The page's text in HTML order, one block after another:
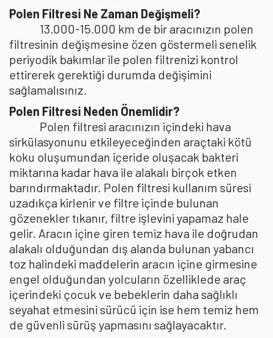
Polen Filtresi Ne Zaman Değişmeli?
13.000-15.000 km de bir aracınızın polen
filtresinin değişmesine özen göstermeli senelik
periyodik bakımlar ile polen filtrenizi kontrol
ettirerek gerektiği durumda değişimini
sağlamalısınız.
Polen Filtresi Neden Önemlidir?
Polen filtresi aracınızın içindeki hava
sirkülasyonunu etkileyeceğinden araçtaki kötü
koku oluşumundan içeride oluşacak bakteri
miktarına kadar hava ile alakalı birçok etken
barındırmaktadır. Polen filtresi kullanım süresi
uzadıkça kirlenir ve filtre içinde bulunan
gözenekler tıkanır, filtre işlevini yapamaz hale
gelir. Aracın içine giren temiz hava ile doğrudan
alakalı olduğundan dış alanda bulunan yabancı
toz halindeki maddelerin aracın içine girmesine
engel olduğundan yolcuların özelliklede araç
içerindeki çocuk ve bebeklerin daha sağlıklı
seyahat etmesini sürücü için ise hem temiz hem
de güvenli sürüş yapmasını sağlayacaktır.